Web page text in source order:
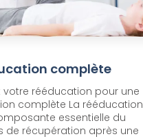
complète
votre rééducation pour une
complète La rééducation
essentielle du
de récupération après une